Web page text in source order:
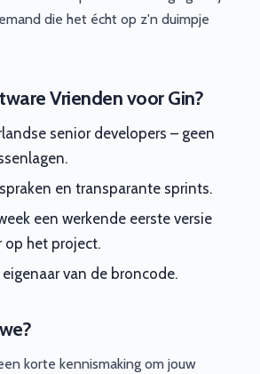
die het écht op z'n duimpje
Vrienden voor Gin?
senior developers – geen
en transparante sprints.
een werkende eerste versie
op het project.
van de broncode.
korte kennismaking om jouw